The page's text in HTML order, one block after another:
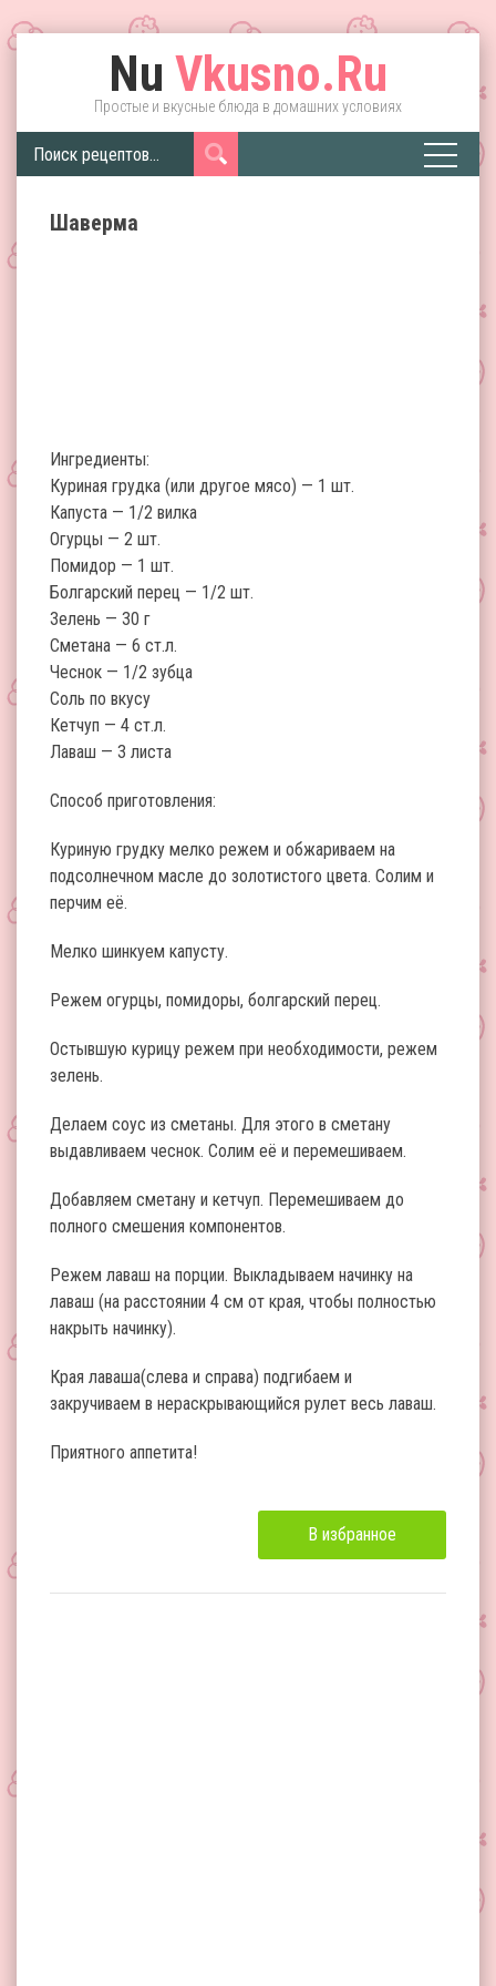
Nu Vkusno.Ru
Простые и вкусные блюда в домашних условиях
Шаверма
Ингредиенты:
Куриная грудка (или другое мясо) — 1 шт.
Капуста — 1/2 вилка
Огурцы — 2 шт.
Помидор — 1 шт.
Болгарский перец — 1/2 шт.
Зелень — 30 г
Сметана — 6 ст.л.
Чеснок — 1/2 зубца
Соль по вкусу
Кетчуп — 4 ст.л.
Лаваш — 3 листа
Способ приготовления:
Куриную грудку мелко режем и обжариваем на
подсолнечном масле до золотистого цвета. Солим и
перчим её.
Мелко шинкуем капусту.
Режем огурцы, помидоры, болгарский перец.
Остывшую курицу режем при необходимости, режем
зелень.
Делаем соус из сметаны. Для этого в сметану
выдавливаем чеснок. Солим её и перемешиваем.
Добавляем сметану и кетчуп. Перемешиваем до
полного смешения компонентов.
Режем лаваш на порции. Выкладываем начинку на
лаваш (на расстоянии 4 см от края, чтобы полностью
накрыть начинку).
Края лаваша(слева и справа) подгибаем и
закручиваем в нераскрывающийся рулет весь лаваш.
Приятного аппетита!
В избранное